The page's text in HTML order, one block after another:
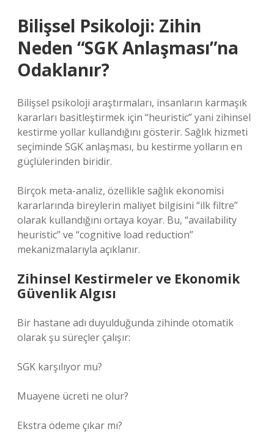
Bilişsel Psikoloji: Zihin
Neden “SGK Anlaşması”na
Odaklanır?
Bilişsel psikoloji araştırmaları, insanların karmaşık
kararları basitleştirmek için “heuristic” yani zihinsel
kestirme yollar kullandığını gösterir. Sağlık hizmeti
seçiminde SGK anlaşması, bu kestirme yolların en
güçlülerinden biridir.
Birçok meta-analiz, özellikle sağlık ekonomisi
kararlarında bireylerin maliyet bilgisini “ilk filtre”
olarak kullandığını ortaya koyar. Bu, “availability
heuristic” ve “cognitive load reduction”
mekanizmalarıyla açıklanır.
Zihinsel Kestirmeler ve Ekonomik
Güvenlik Algısı
Bir hastane adı duyulduğunda zihinde otomatik
olarak şu süreçler çalışır:
SGK karşılıyor mu?
Muayene ücreti ne olur?
Ekstra ödeme çıkar mı?